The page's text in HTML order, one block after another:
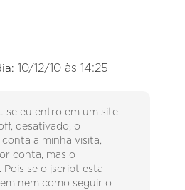
10/12/10 às 14:25
se eu entro em um site
desativado, o
a minha visita,
conta, mas o
Pois se o jscript esta
nem como seguir o